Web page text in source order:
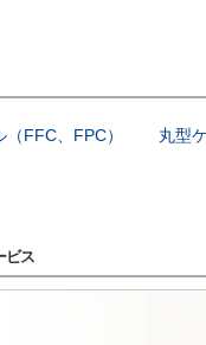
FFC、FPC）
丸型
ビス